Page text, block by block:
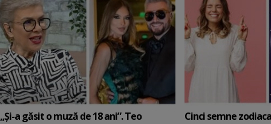
„Și-a găsit o muză de 18 ani”. Teo Cinci semne